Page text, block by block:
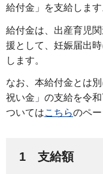
給付金」を支給します
給付金は、出産育児
援として、妊娠届出
します。
なお、本給付金とは
祝い金」の支給を令
ついてはこちらのペー
1 支給額